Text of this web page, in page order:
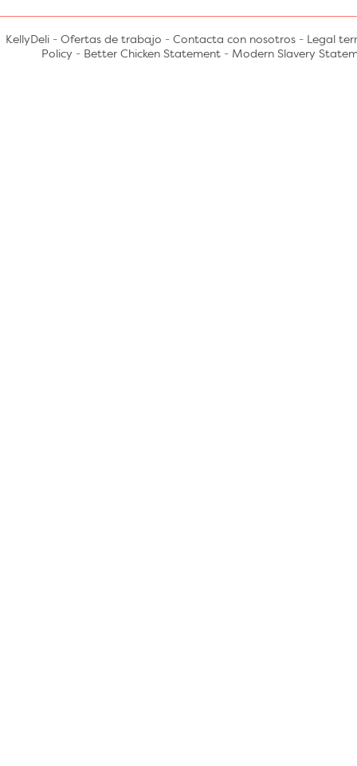
KellyDeli- Ofertas de trabajo - Contacta con nosotros- Legal
Policy - Better Chicken Statement- Modern Slavery